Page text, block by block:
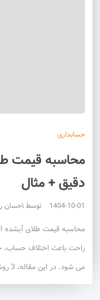
حسابداری
دقیق + مثال
1404-10-01 توسط احسان
محاسبه قیمت طلای آبشده
راحت باعث اختلاف حساب،
می شود. در این مقاله، 3 روش رایج و کاربردی برای...